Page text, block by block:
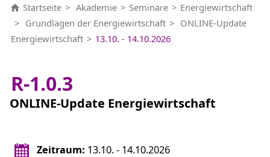
Startseite Akademie Seminare
Energiewirtschaft
Grundlagen der Energiewirtschaft
ONLINE-Update
Energiewirtschaft
13.10. - 14.10.2026
R-1.0.3
ONLINE-Update Energiewirtschaft
Zeitraum: 13.10. - 14.10.2026